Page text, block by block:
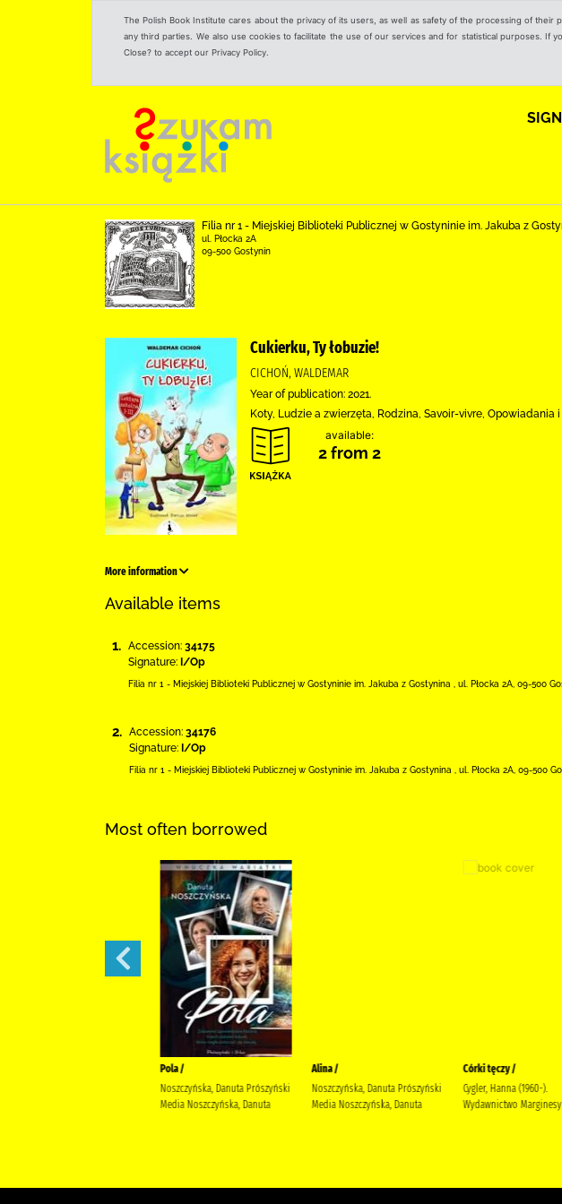
The Polish Book Institute cares about the privacy of its users, as well as safety of the processing of
any third parties. We also use cookies to facilitate the use of our services and for statistical purposes.
Close? to accept our Privacy Policy.
Filia nr 1 - Miejskiej Biblioteki Publicznej w Gostyninie im. Jakuba z
ul. Płocka 2A
09-500 Gostynin
Cukierku, Ty łobuzie!
CICHOŃ, WALDEMAR
Year of publication: 2021.
Koty, Ludzie a zwierzęta, Rodzina, Savoir-vivre, Opowiadania
available:
2 from 2
More information
Available items
1. Accession: 34175
Signature: I/Op
Filia nr 1 - Miejskiej Biblioteki Publicznej w Gostyninie im. Jakuba z Gostynina ul. Płocka 2A 09-500
2. Accession: 34176
Signature: I/Op
Filia nr 1 - Miejskiej Biblioteki Publicznej w Gostyninie im. Jakuba z Gostynina ul. Płocka 2A 09-500
Most often borrowed
Pola /
Noszczyńska, Danuta Prószyński
Media Noszczyńska, Danuta
Alina /
Noszczyńska, Danuta Prószyński
Media Noszczyńska, Danuta
Córki tęczy /
Cygler, Hanna (1960-).
Wydawnictwo Marginesy